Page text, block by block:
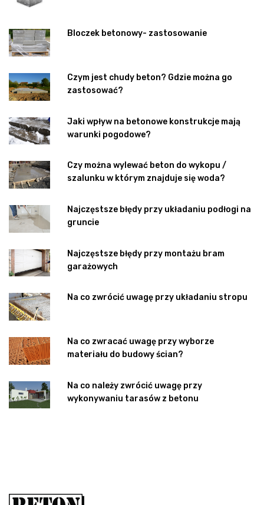
Bloczek betonowy- zastosowanie
Czym jest chudy beton? Gdzie można go
zastosować?
Jaki wpływ na betonowe konstrukcje mają
warunki pogodowe?
Czy można wylewać beton do wykopu /
szalunku w którym znajduje się woda?
Najczęstsze błędy przy układaniu podłogi na
gruncie
Najczęstsze błędy przy montażu bram
garażowych
Na co zwrócić uwagę przy układaniu stropu
Na co zwracać uwagę przy wyborze
materiału do budowy ścian?
Na co należy zwrócić uwagę przy
wykonywaniu tarasów z betonu